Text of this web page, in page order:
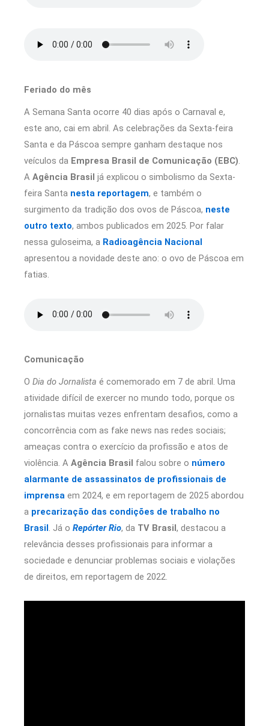
Feriado do mês
A Semana Santa ocorre 40 dias após o Carnaval e,
este ano, cai em abril. As celebrações da Sexta-feira
Santa e da Páscoa sempre ganham destaque nos
veículos da Empresa Brasil de Comunicação (EBC).
A Agência Brasil já explicou o simbolismo da Sexta-
feira Santa nesta reportagem, e também o
surgimento da tradição dos ovos de Páscoa, neste
outro texto, ambos publicados em 2025. Por falar
nessa guloseima, a Radioagência Nacional
apresentou a novidade deste ano: o ovo de Páscoa em
fatias.
Comunicação
O Dia do Jornalista é comemorado em 7 de abril. Uma
atividade difícil de exercer no mundo todo, porque os
jornalistas muitas vezes enfrentam desafios, como a
concorrência com as fake news nas redes sociais;
ameaças contra o exercício da profissão e atos de
violência. A Agência Brasil falou sobre o número
alarmante de assassinatos de profissionais de
imprensa em 2024, e em reportagem de 2025 abordou
a precarização das condições de trabalho no
Brasil . Já o Repórter Rio, da TV Brasil , destacou a
relevância desses profissionais para informar a
sociedade e denunciar problemas sociais e violações
de direitos, em reportagem de 2022.